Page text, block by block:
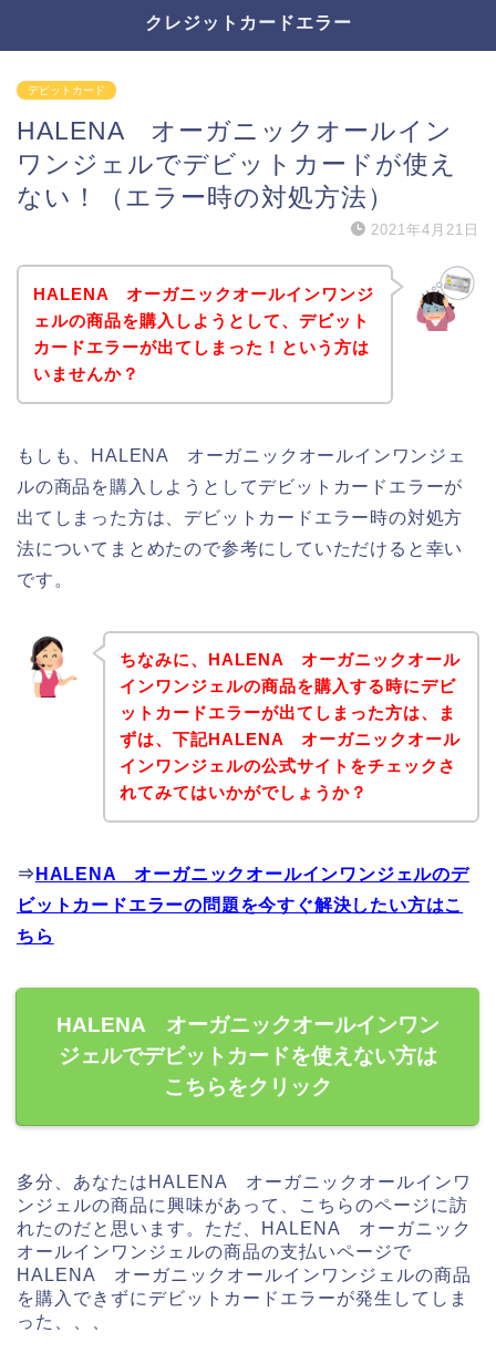
クレジットカードエラー
デビットカード
HALENA オーガニックオールイン
ワンジェルでデビットカードが使え
ない！（エラー時の対処方法）
2021年4月21日
HALENA オーガニックオールインワンジ
ェルの商品を購入しようとして、デビット
カードエラーが出てしまった！という方は
いませんか？
もしも、HALENA オーガニックオールインワンジェ
ルの商品を購入しようとしてデビットカードエラーが
出てしまった方は、デビットカードエラー時の対処方
法についてまとめたので参考にしていただけると幸い
です。
ちなみに、HALENA オーガニックオール
インワンジェルの商品を購入する時にデビ
ットカードエラーが出てしまった方は、ま
ずは、下記HALENA オーガニックオール
インワンジェルの公式サイトをチェックさ
れてみてはいかがでしょうか？
⇒ HALENA オーガニックオールインワンジェルのデ
ビットカードエラーの問題を今すぐ解決したい方はこ
ちら
HALENA オーガニックオールインワン
ジェルでデビットカードを使えない方は
こちらをクリック
多分、あなたはHALENA オーガニックオールインワ
ンジェルの商品に興味があって、こちらのページに訪
れたのだと思います。ただ、HALENA オーガニック
オールインワンジェルの商品の支払いページで
HALENA オーガニックオールインワンジェルの商品
を購入できずにデビットカードエラーが発生してしま
った、、、